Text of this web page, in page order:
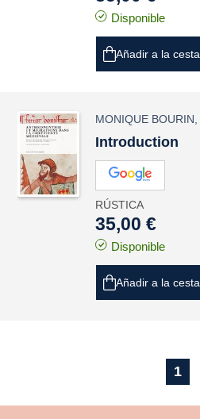
Disponible
Añadir a la cesta
MONIQUE BOURIN
Introduction
RÚSTICA
35,00 €
Disponible
Añadir a la cesta
1